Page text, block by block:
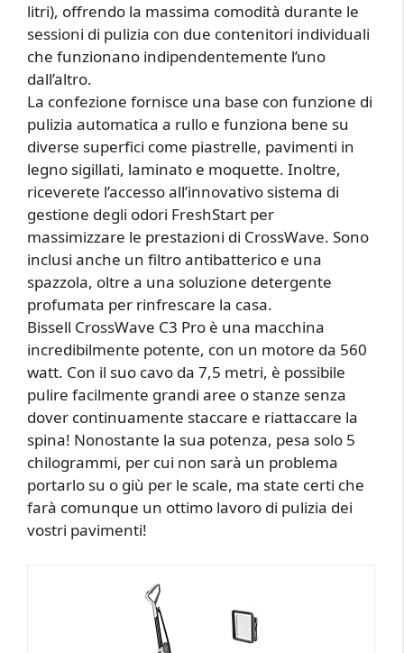
litri), offrendo la massima comodità durante le
sessioni di pulizia con due contenitori individuali
che funzionano indipendentemente l’uno
dall’altro.
La confezione fornisce una base con funzione di
pulizia automatica a rullo e funziona bene su
diverse superfici come piastrelle, pavimenti in
legno sigillati, laminato e moquette. Inoltre,
riceverete l’accesso all’innovativo sistema di
gestione degli odori FreshStart per
massimizzare le prestazioni di CrossWave. Sono
inclusi anche un filtro antibatterico e una
spazzola, oltre a una soluzione detergente
profumata per rinfrescare la casa.
Bissell CrossWave C3 Pro è una macchina
incredibilmente potente, con un motore da 560
watt. Con il suo cavo da 7,5 metri, è possibile
pulire facilmente grandi aree o stanze senza
dover continuamente staccare e riattaccare la
spina! Nonostante la sua potenza, pesa solo 5
chilogrammi, per cui non sarà un problema
portarlo su o giù per le scale, ma state certi che
farà comunque un ottimo lavoro di pulizia dei
vostri pavimenti!